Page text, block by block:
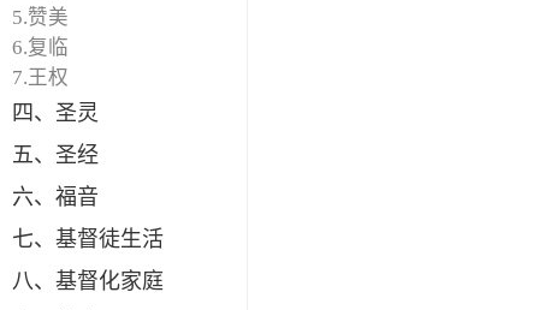
5.赞美
6.复临
7.王权
四、圣灵
五、圣经
六、福音
七、基督徒生活
八、基督化家庭